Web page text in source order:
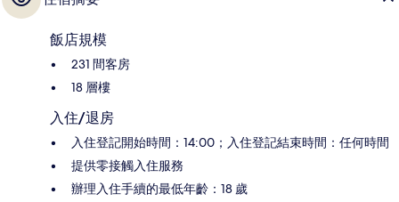
飯店規模
231 間客房
18 層樓
入住/退房
入住登記開始時間：14:00；入住登記結束時間：任何時間
提供零接觸入住服務
辦理入住手續的最低年齡：18 歲